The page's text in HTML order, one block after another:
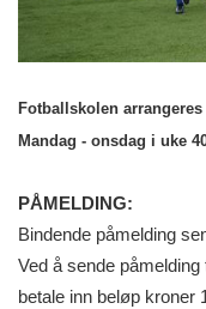
Fotballskolen
Mandag - onsdag i uke
PÅMELDING:
Bindende påmelding
Ved å sende
betale inn beløp kroner